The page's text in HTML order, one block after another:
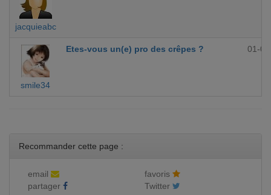
jacquieabc
smile34
Etes-vous un(e) pro des crêpes ? 01-
Recommander cette page :
email
favoris
partager
Twitter